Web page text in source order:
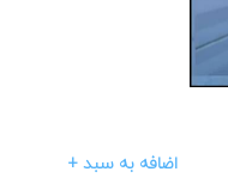
اضافه به سبد +